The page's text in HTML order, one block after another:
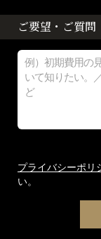
ご要望・ご質問
プライバシーポリ
い。